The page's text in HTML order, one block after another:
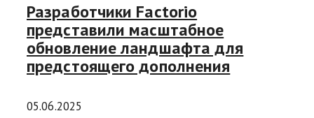
Разработчики Factorio
представили масштабное
обновление ландшафта для
предстоящего дополнения
05.06.2025